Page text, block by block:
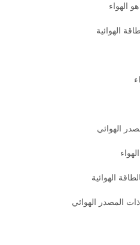
الهواء
الهوائية
الهوائي
الهوائية
المصدر الهوائي